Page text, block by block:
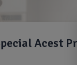
Acest